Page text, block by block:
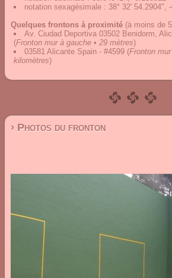
notation sexagésimale : 38° 32' 54.2904",
Quelques frontons à proximité (à moins de
Av. Ciudad Deportiva 03502 Benidorm,
(Fronton mur à gauche • 29 mètres)
03581 Alicante Spain - #4599 (Fronton
kilomètres)
› Photos du fronton